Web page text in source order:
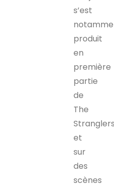
s’est
produit
en
première
partie
de
The
et
sur
des
scènes